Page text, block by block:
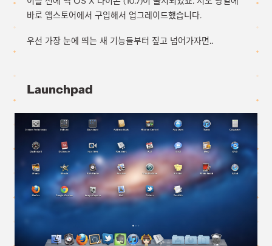
바로 앱스토어에서 구입해서 업그레이드했습니다.
우선 가장 눈에 띄는 새 기능들부터 짚고 넘어가자면..
Launchpad